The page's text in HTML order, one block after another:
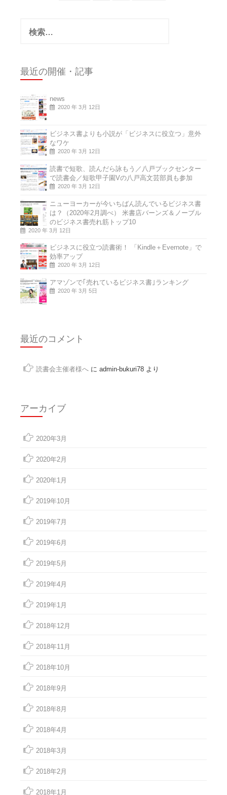
索:
最近の開催・記事
news
2020 年 3月 12日
ビジネス書よりも小説が「ビジネスに役立つ」意外
なワケ
2020 年 3月 12日
読書で短歌、読んだら詠もう／八戸ブックセンター
で読書会／短歌甲子園Vの八戸高文芸部員も参加
2020 年 3月 12日
ニューヨーカーが今いちばん読んでいるビジネス書
は？（2020年2月調べ） 米書店バーンズ＆ノーブル
のビジネス書売れ筋トップ10
2020 年 3月 12日
ビジネスに役立つ読書術！ 「Kindle＋Evernote」で
効率アップ
2020 年 3月 12日
アマゾンで｢売れているビジネス書｣ランキング
2020 年 3月 5日
最近のコメント
読書会主催者様へ に admin-bukuri78 より
アーカイブ
2020年3月
2020年2月
2020年1月
2019年10月
2019年7月
2019年6月
2019年5月
2019年4月
2019年1月
2018年12月
2018年11月
2018年10月
2018年9月
2018年8月
2018年4月
2018年3月
2018年2月
2018年1月